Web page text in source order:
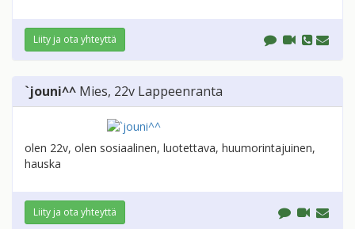
Liity ja ota yhteyttä
`jouni^^ Mies, 22v Lappeenranta
olen 22v, olen sosiaalinen, luotettava, huumorintajuinen,
hauska
Liity ja ota yhteyttä